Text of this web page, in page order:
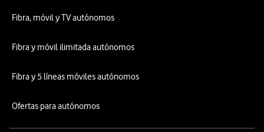
Fibra, móvil y TV autónomos
Fibra y móvil ilimitada autónomos
Fibra y 5 líneas móviles autónomos
Ofertas para autónomos